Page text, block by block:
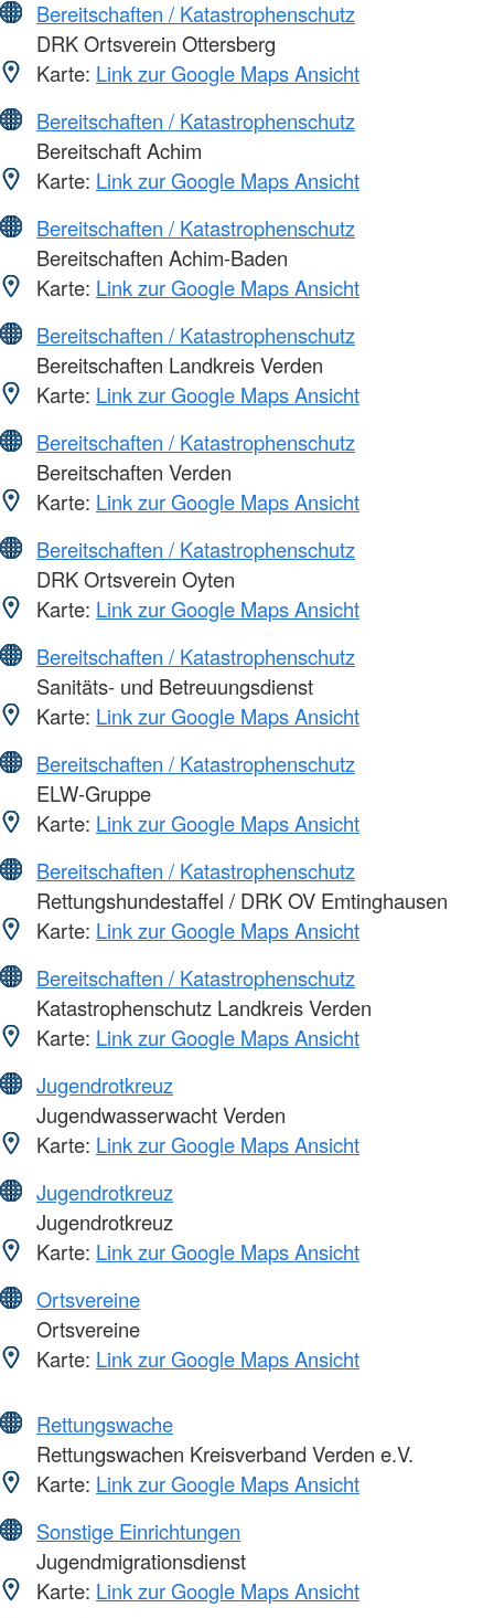
Bereitschaften / Katastrophenschutz
DRK Ortsverein Ottersberg
Karte: Link zur Google Maps Ansicht
Bereitschaften / Katastrophenschutz
Bereitschaft Achim
Karte: Link zur Google Maps Ansicht
Bereitschaften / Katastrophenschutz
Bereitschaften Achim-Baden
Karte: Link zur Google Maps Ansicht
Bereitschaften / Katastrophenschutz
Bereitschaften Landkreis Verden
Karte: Link zur Google Maps Ansicht
Bereitschaften / Katastrophenschutz
Bereitschaften Verden
Karte: Link zur Google Maps Ansicht
Bereitschaften / Katastrophenschutz
DRK Ortsverein Oyten
Karte: Link zur Google Maps Ansicht
Bereitschaften / Katastrophenschutz
Sanitäts- und Betreuungsdienst
Karte: Link zur Google Maps Ansicht
Bereitschaften / Katastrophenschutz
ELW-Gruppe
Karte: Link zur Google Maps Ansicht
Bereitschaften / Katastrophenschutz
Rettungshundestaffel / DRK OV Emtinghausen
Karte: Link zur Google Maps Ansicht
Bereitschaften / Katastrophenschutz
Katastrophenschutz Landkreis Verden
Karte: Link zur Google Maps Ansicht
Jugendrotkreuz
Jugendwasserwacht Verden
Karte: Link zur Google Maps Ansicht
Jugendrotkreuz
Jugendrotkreuz
Karte: Link zur Google Maps Ansicht
Ortsvereine
Ortsvereine
Karte: Link zur Google Maps Ansicht
Rettungswache
Rettungswachen Kreisverband Verden e.V.
Karte: Link zur Google Maps Ansicht
Sonstige Einrichtungen
Jugendmigrationsdienst
Karte: Link zur Google Maps Ansicht